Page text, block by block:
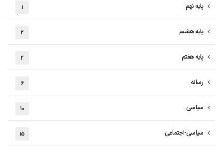
پایه نهم ۱
پایه هشتم ۲
پایه هفتم ۲
رسانه ۶
سیاسی ۱۰
سیاسی-اجتماعی ۱۵